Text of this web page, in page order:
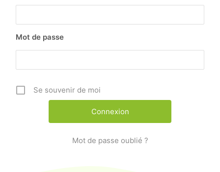
Mot de passe
Se souvenir de moi
Mot de passe oublié ?